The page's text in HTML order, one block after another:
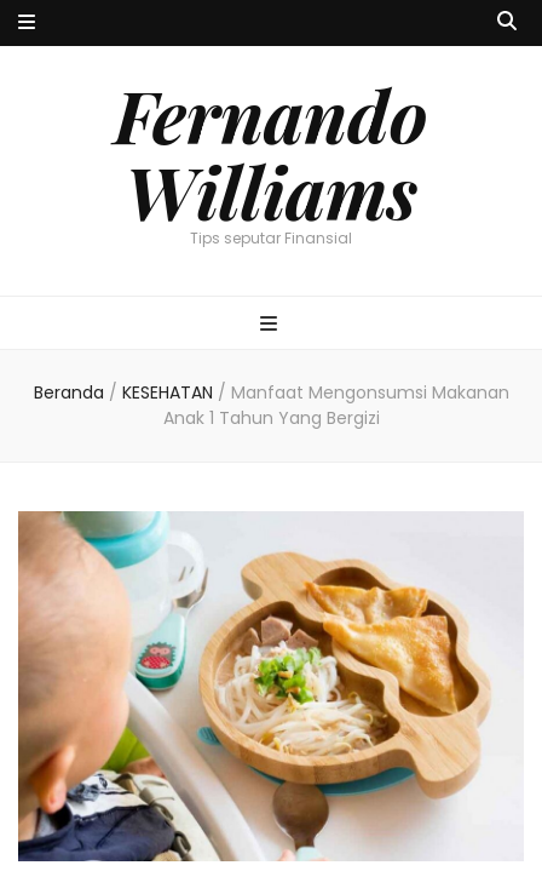
Fernando
Williams
Tips seputar Finansial
Beranda / KESEHATAN / Manfaat Mengonsumsi Makanan
Anak 1 Tahun Yang Bergizi